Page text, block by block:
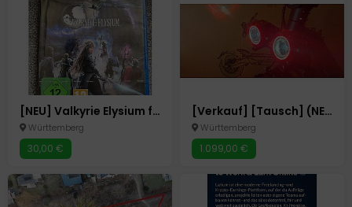
[NEU] Valkyrie Elysium für PS5
Württemberg
30,00 €
[Verkauf] [Tausch] (NEU) E-roller E-scooter Zwheel ZCougar Duo
Württemberg
1.099,00 €